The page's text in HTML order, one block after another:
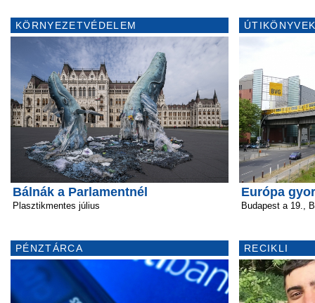
KÖRNYEZETVÉDELEM
Bálnák a Parlamentnél
Plasztikmentes július
PÉNZTÁRCA
Európa
Budapest a 19.,
RECIKLI